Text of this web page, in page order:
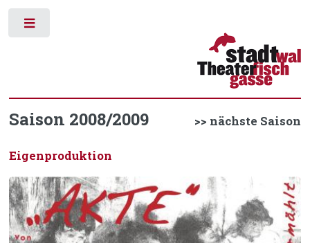
Saison 2008/2009 >> nächste Saison
Eigenproduktion